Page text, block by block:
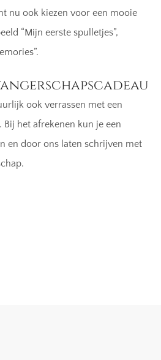
nu ook kiezen voor een mooie
“Mijn eerste spulletjes”,
ook verrassen met een
het afrekenen kun je een
en door ons laten schrijven met